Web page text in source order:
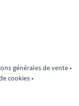
générales de vente•
cookies•